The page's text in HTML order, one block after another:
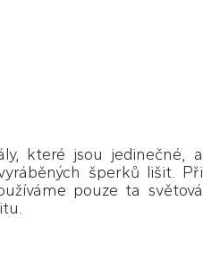
které jsou jedinečné, a
šperků lišit. Při
pouze ta světová